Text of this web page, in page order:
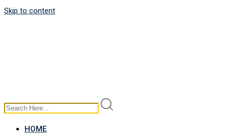
Skip to content
HOME